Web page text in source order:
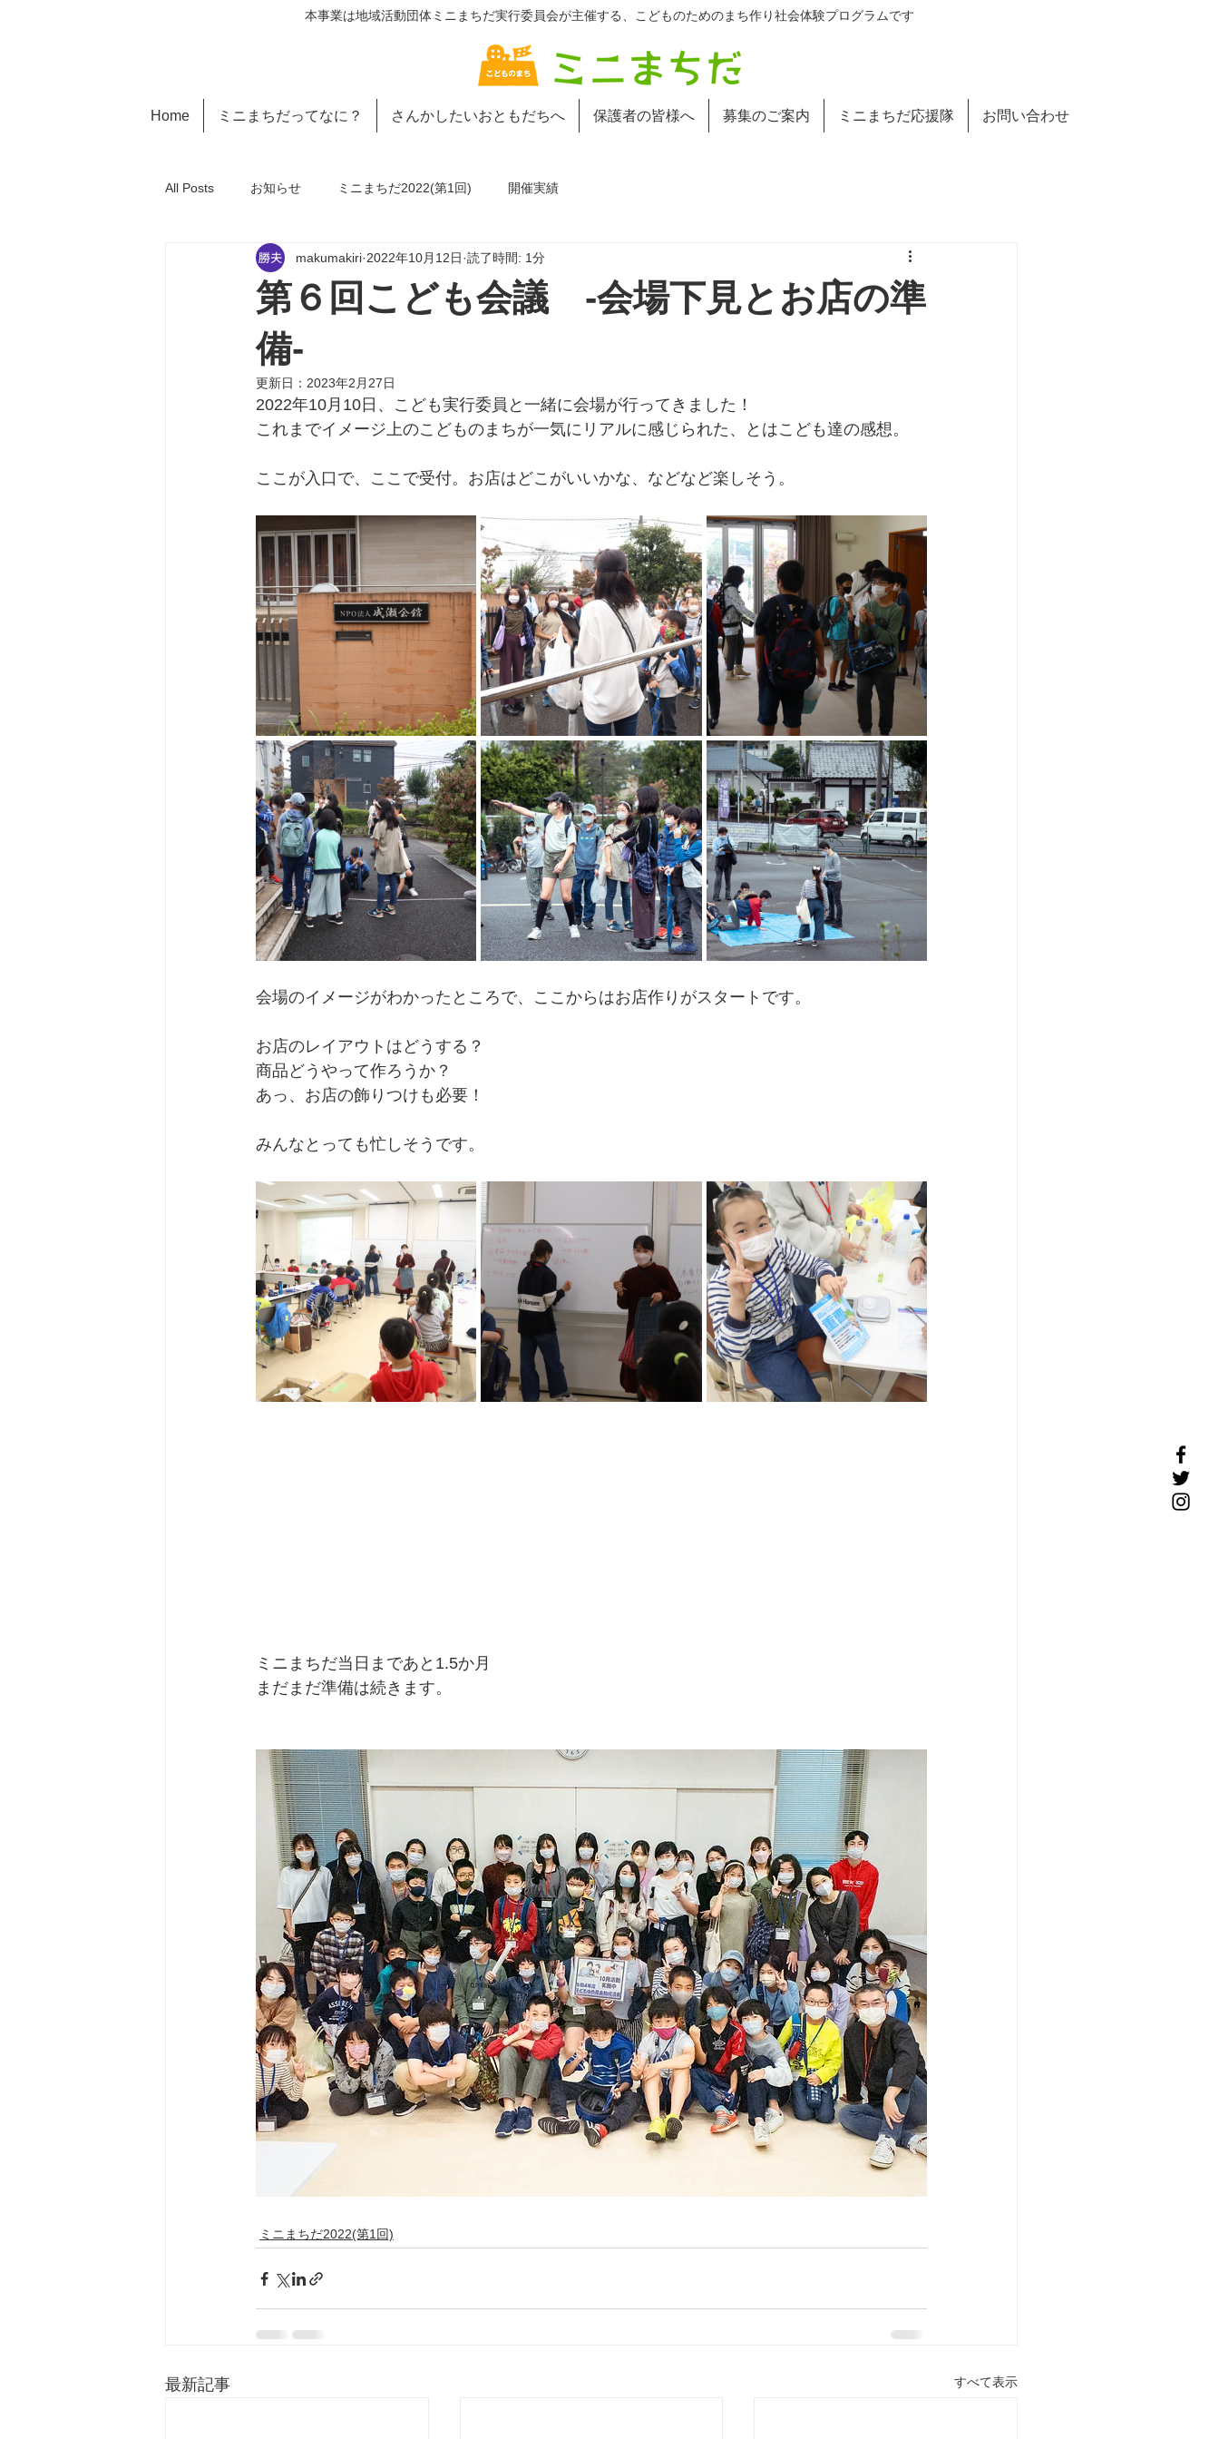
本事業は地域活動団体ミニまちだ実行委員会が主催する、こどものためのまち作り社会体験プログラムです​
Home ミニまちだってなに？ さんかしたいおともだちへ 保護者の皆様へ 募集のご案内 ミニまちだ応援隊 お問い合わせ
All Posts お知らせ ミニまちだ2022(第1回) 開催実績
第６回こども会議 -会場下見とお店の準
備-
makumakiri 2022年10月12日 読了時間: 1分
更新日： 2023年2月27日
2022年10月10日、こども実行委員と一緒に会場が行ってきました！
これまでイメージ上のこどものまちが一気にリアルに感じられた、とはこども達の感想。
ここが入口で、ここで受付。お店はどこがいいかな、などなど楽しそう。
会場のイメージがわかったところで、ここからはお店作りがスタートです。
お店のレイアウトはどうする？
商品どうやって作ろうか？
あっ、お店の飾りつけも必要！
みんなとっても忙しそうです。
ミニまちだ当日まであと1.5か月
まだまだ準備は続きます。
ミニまちだ2022(第1回)
最新記事 すべて表示